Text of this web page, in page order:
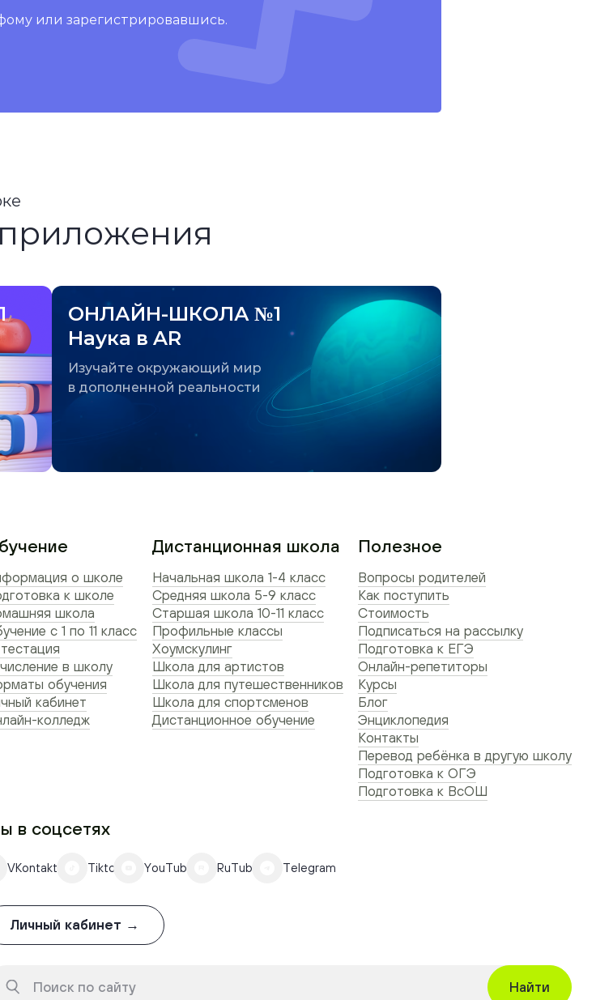
или зарегистрировавшись.
ОНЛАЙН-ШКОЛА №1
Наука в AR
Изучайте окружающий мир
в дополненной реальности
о школе
к школе
школа
с 1 по 11 класс
в школу
обучения
кабинет
колледж
Полезное
Вопросы родителей
Как поступить
Стоимость
Подписаться на рассылку
Подготовка к ЕГЭ
Онлайн-репетиторы
Курсы
Блог
Энциклопедия
Контакты
Перевод ребёнка в другую школу
Подготовка к ОГЭ
Подготовка к ВсОШ
Дистанционная школа
Начальная школа 1-4 класс
Средняя школа 5-9 класс
Старшая школа 10-11 класс
Профильные классы
Хоумскулинг
Школа для артистов
Школа для путешественников
Школа для спортсменов
Дистанционное обучение
в соцсетях
VKontakte Tiktok YouTube RuTube Telegram
Личный кабинет →
Найти